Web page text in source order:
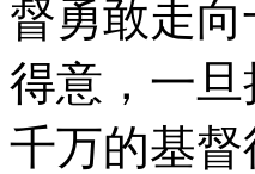
督勇敢走
得意，一
千万的基督